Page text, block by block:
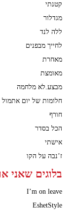
קטנתי
מגדלור
ללה לנד
לחייך מבפנים
מאחרת
מאומצת
מבצע.לא מלחמה
חלומות של יום אתמול
חורף
הכל בסדר
אישתי
ז’נבה על הקו
בלוגים שאני
I’m on leave
EshetStyle